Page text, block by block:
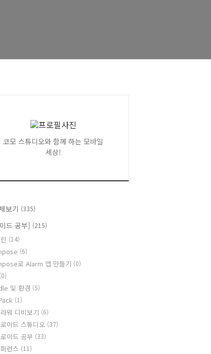
코모 스튜디오와 함께 하는 모바일
세상!
보기 (335)
드 공부] (215)
(14)
(6)
로 Alarm 앱 만들기 (0)
(0)
및 환경 (5)
(1)
워 디비보기 (6)
이드 스튜디오 (37)
이드 공부 (33)
런스 (11)